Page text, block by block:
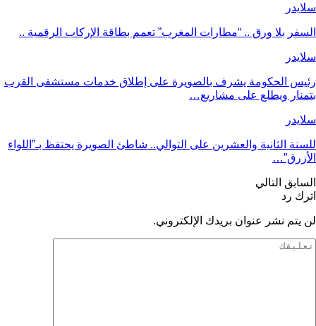
سلايدر
السفر بلا ورق .. “مطارات المغرب” تعمم بطاقة الإركاب الرقمية ..
سلايدر
رئيس الحكومة يشرف بالصويرة على إطلاق خدمات مستشفى القرب
بتمنار ويطلع على مشاريع…
سلايدر
للسنة الثانية والعشرين على التوالي.. شاطئ الصويرة يحتفظ بـ”اللواء
الأزرق”…
السابق التالي
اترك رد
لن يتم نشر عنوان بريدك الإلكتروني.